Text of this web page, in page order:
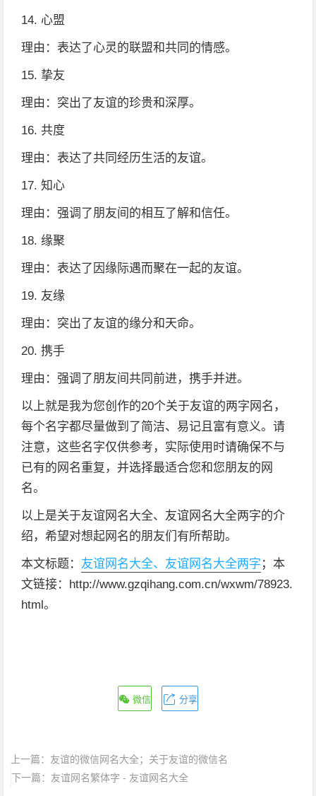
14. 心盟
理由：表达了心灵的联盟和共同的情感。
15. 挚友
理由：突出了友谊的珍贵和深厚。
16. 共度
理由：表达了共同经历生活的友谊。
17. 知心
理由：强调了朋友间的相互了解和信任。
18. 缘聚
理由：表达了因缘际遇而聚在一起的友谊。
19. 友缘
理由：突出了友谊的缘分和天命。
20. 携手
理由：强调了朋友间共同前进，携手并进。
以上就是我为您创作的20个关于友谊的两字网名，
每个名字都尽量做到了简洁、易记且富有意义。请
注意，这些名字仅供参考，实际使用时请确保不与
已有的网名重复，并选择最适合您和您朋友的网
名。
以上是关于友谊网名大全、友谊网名大全两字的介
绍，希望对想起网名的朋友们有所帮助。
本文标题： 友谊网名大全、友谊网名大全两字 ；本
文链接：http://www.gzqihang.com.cn/wxwm/78923.
html。
微信 分享
上一篇： 友谊的微信网名大全；关于友谊的微信名
下一篇： 友谊网名繁体字 - 友谊网名大全